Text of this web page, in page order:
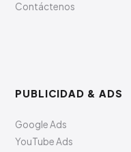
Contáctenos
PUBLICIDAD & ADS
Google Ads
YouTube Ads